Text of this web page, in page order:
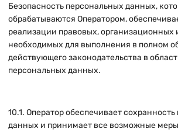
Безопасность персональных данных,
обрабатываются Оператором,
реализации правовых, организационных
необходимых для выполнения в полном
действующего законодательства в
персональных данных.
10.1. Оператор обеспечивает
данных и принимает все возможные